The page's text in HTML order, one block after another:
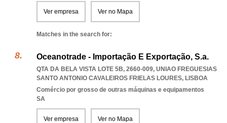
Ver empresa Ver no Mapa
Matches in the search for:
Oceanotrade - Importação E Exportação, S.a.
QTA DA BELA VISTA LOTE 5B, 2660-009, UNIAO FREGUESIAS
SANTO ANTONIO CAVALEIROS FRIELAS LOURES, LISBOA
Comércio por grosso de outras máquinas e equipamentos
SA
Ver empresa Ver no Mapa